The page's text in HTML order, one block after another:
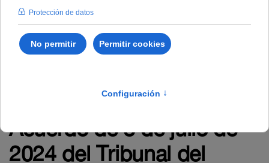
Acuerdo de 8 de julio de
2024 del Tribunal del